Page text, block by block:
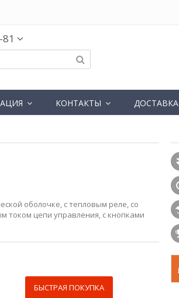
КОНТАКТЫ ДОСТАВКА
оболочке, с тепловым реле, со
током цепи управления, с кнопками
БЫСТРАЯ ПОКУПКА